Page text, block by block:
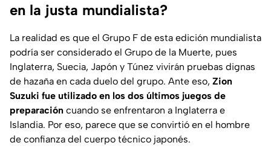
en la justa mundialista?
La realidad es que el Grupo F de esta edición mundialista
podría ser considerado el Grupo de la Muerte, pues
Inglaterra, Suecia, Japón y Túnez vivirán pruebas dignas
de hazaña en cada duelo del grupo. Ante eso, Zion
Suzuki fue utilizado en los dos últimos juegos de
preparación cuando se enfrentaron a Inglaterra e
Islandia. Por eso, parece que se convirtió en el hombre
de confianza del cuerpo técnico japonés.